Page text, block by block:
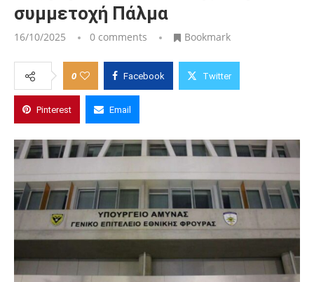
συμμετοχή Πάλμα
16/10/2025 0 comments Bookmark
0 Facebook Twitter
Pinterest Email